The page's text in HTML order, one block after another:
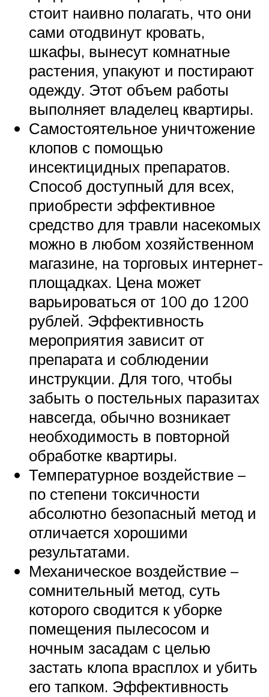
стоит наивно полагать, что они
сами отодвинут кровать,
шкафы, вынесут комнатные
растения, упакуют и постирают
одежду. Этот объем работы
выполняет владелец квартиры.
Самостоятельное уничтожение
клопов с помощью
инсектицидных препаратов.
Способ доступный для всех,
приобрести эффективное
средство для травли насекомых
можно в любом хозяйственном
магазине, на торговых интернет-
площадках. Цена может
варьироваться от 100 до 1200
рублей. Эффективность
мероприятия зависит от
препарата и соблюдении
инструкции. Для того, чтобы
забыть о постельных паразитах
навсегда, обычно возникает
необходимость в повторной
обработке квартиры.
Температурное воздействие –
по степени токсичности
абсолютно безопасный метод и
отличается хорошими
результатами.
Механическое воздействие –
сомнительный метод, суть
которого сводится к уборке
помещения пылесосом и
ночным засадам с целью
застать клопа врасплох и убить
его тапком. Эффективность